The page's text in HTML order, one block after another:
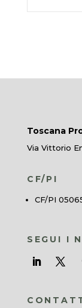
Toscana
Via Vittorio
CF/PI
CF/PI
SEGUI I